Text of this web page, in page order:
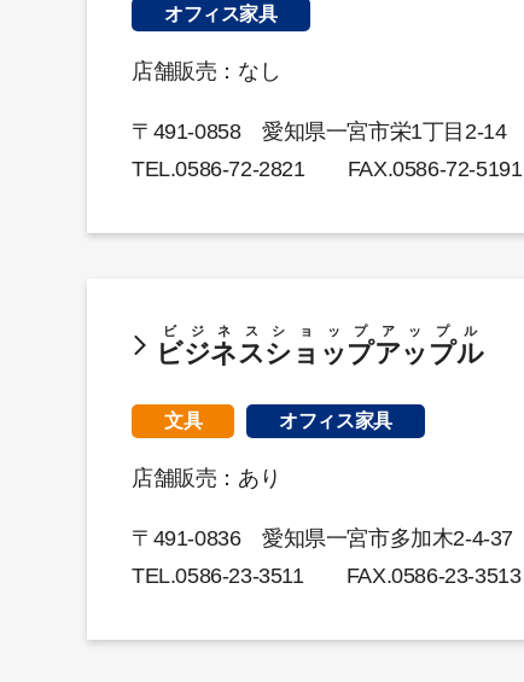
オフィス家具
店舗販売：なし
〒491-0858 愛知県一宮市栄1丁目2-14
TEL.0586-72-2821FAX.0586-72-5191
ビジネスショップアップル
ビジネスショップアップル
文具 オフィス家具
店舗販売：あり
〒491-0836 愛知県一宮市多加木2-4-37
TEL.0586-23-3511FAX.0586-23-3513